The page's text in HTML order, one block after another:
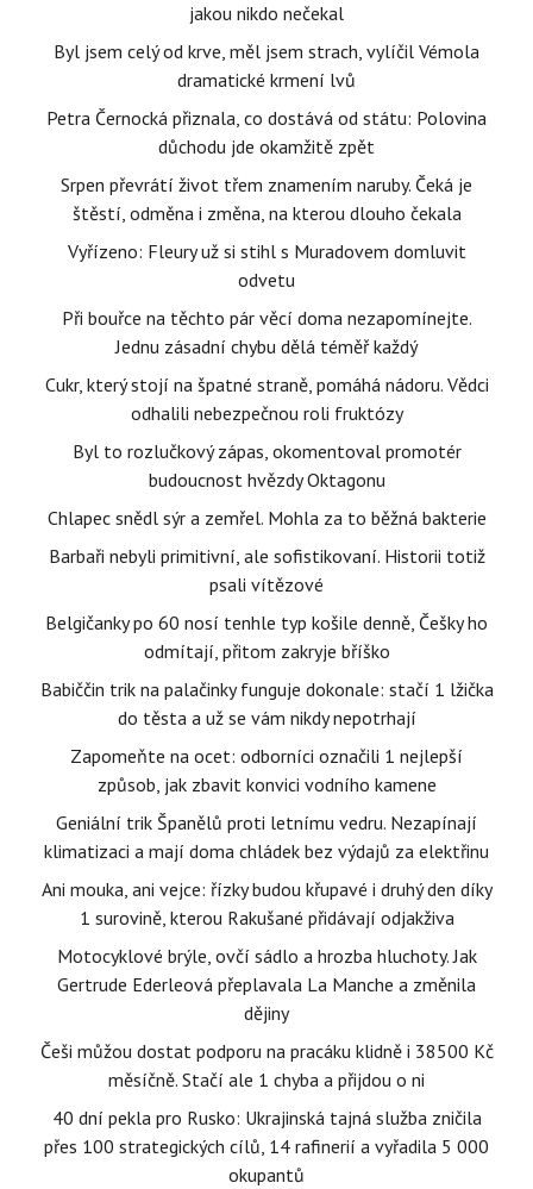
jakou nikdo nečekal
Byl jsem celý od krve, měl jsem strach, vylíčil Vémola
dramatické krmení lvů
Petra Černocká přiznala, co dostává od státu: Polovina
důchodu jde okamžitě zpět
Srpen převrátí život třem znamením naruby. Čeká je
štěstí, odměna i změna, na kterou dlouho čekala
Vyřízeno: Fleury už si stihl s Muradovem domluvit
odvetu
Při bouřce na těchto pár věcí doma nezapomínejte.
Jednu zásadní chybu dělá téměř každý
Cukr, který stojí na špatné straně, pomáhá nádoru. Vědci
odhalili nebezpečnou roli fruktózy
Byl to rozlučkový zápas, okomentoval promotér
budoucnost hvězdy Oktagonu
Chlapec snědl sýr a zemřel. Mohla za to běžná bakterie
Barbaři nebyli primitivní, ale sofistikovaní. Historii totiž
psali vítězové
Belgičanky po 60 nosí tenhle typ košile denně, Češky ho
odmítají, přitom zakryje bříško
Babiččin trik na palačinky funguje dokonale: stačí 1 lžička
do těsta a už se vám nikdy nepotrhají
Zapomeňte na ocet: odborníci označili 1 nejlepší
způsob, jak zbavit konvici vodního kamene
Geniální trik Španělů proti letnímu vedru. Nezapínají
klimatizaci a mají doma chládek bez výdajů za elektřinu
Ani mouka, ani vejce: řízky budou křupavé i druhý den díky
1 surovině, kterou Rakušané přidávají odjakživa
Motocyklové brýle, ovčí sádlo a hrozba hluchoty. Jak
Gertrude Ederleová přeplavala La Manche a změnila
dějiny
Češi můžou dostat podporu na pracáku klidně i 38500 Kč
měsíčně. Stačí ale 1 chyba a přijdou o ni
40 dní pekla pro Rusko: Ukrajinská tajná služba zničila
přes 100 strategických cílů, 14 rafinerií a vyřadila 5 000
okupantů